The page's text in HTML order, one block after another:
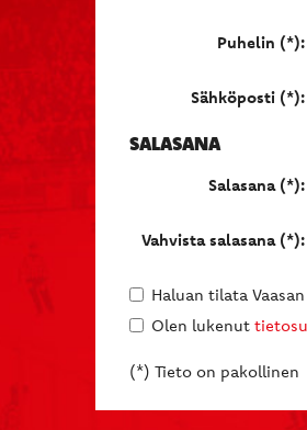
Puhelin (*):
Sähköposti (*):
SALASANA
Salasana (*):
Vahvista salasana (*):
Haluan tilata
Olen lukenut
(*) Tieto on pakollinen